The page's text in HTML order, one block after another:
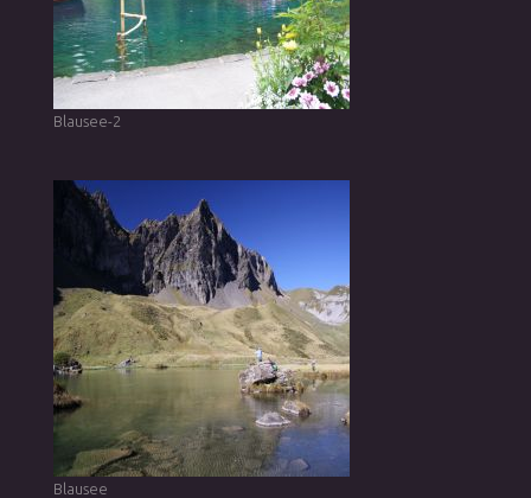
Blausee-2
Blausee